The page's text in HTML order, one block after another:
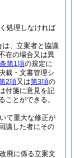
処理しなければ
、立案者と協議
在の場合又は異
第1項の規定に
裁・文書管理シ
2項又は第3項の
付箋に意見を記
ことができる。
て重大な修正が
議した者にその
廃に係る立案文